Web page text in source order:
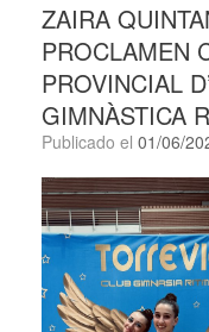
ZAIRA
PROCLAMEN
PROVINCIAL
GIMNÀSTICA
Publicado el 01/06/